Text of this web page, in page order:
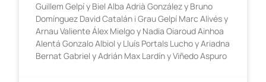
Guillem Gelpí y Biel Alba Adrià González y Bruno
Domínguez David Catalán i Grau Gelpí Marc Alivés y
Arnau Valiente Álex Mielgo y Nadia Oiaroud Ainhoa
Alentá Gonzalo Albiol y Lluís Portals Lucho y Ariadna
Bernat Gabriel y Adrián Max Lardín y Viñedo Aspuro